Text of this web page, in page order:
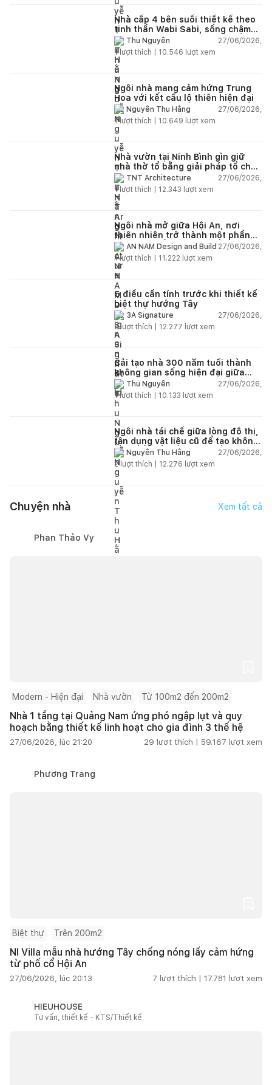
Nhà cấp 4 bên suối thiết kế theo
tinh thần Wabi Sabi, sống chậm
giữa thiên nhiên
Thu Nguyễn
27/06/2026,
1lượt thích | 10.546 lượt xem
Ngôi nhà mang cảm hứng Trung
Hoa với kết cấu lộ thiên hiện đại
Nguyễn Thu Hằng
27/06/2026,
1lượt thích | 10.649 lượt xem
Nhà vườn tại Ninh Bình gìn giữ
nhà thờ tổ bằng giải pháp tổ chức
lại không gian
TNT Architecture
27/06/2026,
1lượt thích | 12.343 lượt xem
Ngôi nhà mở giữa Hội An, nơi
thiên nhiên trở thành một phần
của cuộc sống
AN NAM Design and Build 27/06/2026,
1lượt thích | 11.222 lượt xem
5 điều cần tính trước khi thiết kế
biệt thự hướng Tây
3A Signature
27/06/2026,
2lượt thích | 12.277 lượt xem
Cải tạo nhà 300 năm tuổi thành
không gian sống hiện đại giữa
thiên nhiên
Thu Nguyễn
27/06/2026,
1lượt thích | 10.133 lượt xem
Ngôi nhà tái chế giữa lòng đô thị,
tận dụng vật liệu cũ để tạo không
gian sống linh hoạt
Nguyễn Thu Hằng
27/06/2026,
2lượt thích | 12.276 lượt xem
Chuyện nhà Xem tất cả
Phan Thảo Vy
Modern - Hiện đại Nhà vườn Từ 100m2 đến 200m2
Nhà 1 tầng tại Quảng Nam ứng phó ngập lụt và quy
hoạch bằng thiết kế linh hoạt cho gia đình 3 thế hệ
27/06/2026, lúc 21:20 29 lượt thích | 59.167 lượt xem
Phương Trang
Biệt thự Trên 200m2
NI Villa mẫu nhà hướng Tây chống nóng lấy cảm hứng
từ phố cổ Hội An
27/06/2026, lúc 20:13 7 lượt thích | 17.781 lượt xem
HIEUHOUSE
Tư vấn, thiết kế - KTS/Thiết kế